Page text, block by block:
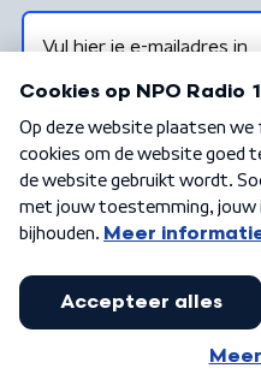
Algemene voorwaarden